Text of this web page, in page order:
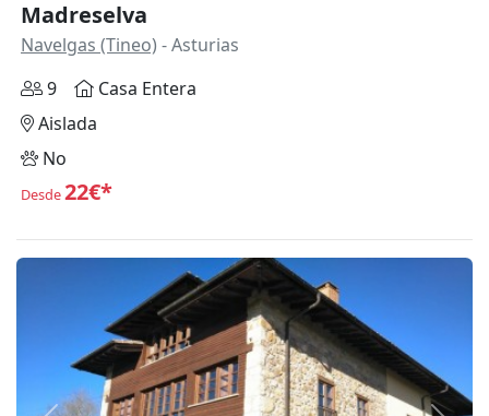
Madreselva
Navelgas (Tineo) - Asturias
9
Casa Entera
Aislada
No
Desde22€*